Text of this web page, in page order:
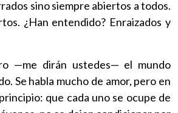
sino siempre abiertos a todos.
¿Han entendido? Enraizados y
—me dirán ustedes— el mundo
Se habla mucho de amor, pero en
que cada uno se ocupe de